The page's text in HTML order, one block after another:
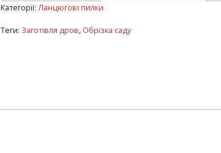
Категорії: Ланцюгові пилки
Теги: Заготівля дров, Обрізка саду